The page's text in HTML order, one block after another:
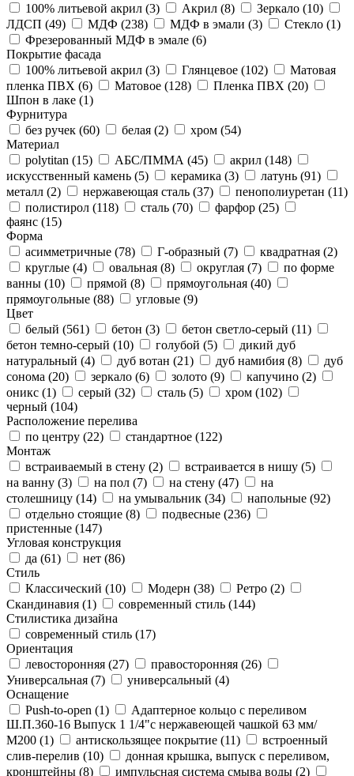
100% литьевой акрил (3) Акрил (8) Зеркало (10)
ЛДСП (49) МДФ (238) МДФ в эмали (3) Стекло (1)
Фрезерованный МДФ в эмале (6)
Покрытие фасада
100% литьевой акрил (3) Глянцевое (102)
Матовая
пленка ПВХ (6) Матовое (128) Пленка ПВХ (20)
Шпон в лаке (1)
Фурнитура
без ручек (60) белая (2) хром (54)
Материал
polytitan (15) АБС/ПММА (45) акрил (148)
искусственный камень (5) керамика (3) латунь (91)
металл (2) нержавеющая сталь (37) пенополиуретан (11)
полистирол (118) сталь (70) фарфор (25)
фаянс (15)
Форма
асимметричные (78) Г-образный (7) квадратная (2)
круглые (4) овальная (8) округлая (7)
по форме
ванны (10) прямой (8) прямоугольная (40)
прямоугольные (88) угловые (9)
Цвет
белый (561) бетон (3) бетон светло-серый (11)
бетон темно-серый (10) голубой (5)
дикий дуб
натуральный (4) дуб вотан (21) дуб намибия (8)
дуб
сонома (20) зеркало (6) золото (9) капучино (2)
оникс (1) серый (32) сталь (5) хром (102)
черный (104)
Расположение перелива
по центру (22) стандартное (122)
Монтаж
встраиваемый в стену (2) встраивается в нишу (5)
на ванну (3) на пол (7) на стену (47)
на
столешницу (14) на умывальник (34) напольные (92)
отдельно стоящие (8) подвесные (236)
пристенные (147)
Угловая конструкция
да (61) нет (86)
Стиль
Классический (10) Модерн (38) Ретро (2)
Скандинавия (1) современный стиль (144)
Стилистика дизайна
современный стиль (17)
Ориентация
левосторонняя (27) правосторонняя (26)
Универсальная (7) универсальный (4)
Оснащение
Push-to-open (1)
Адаптерное кольцо с переливом
Ш.П.360-16 Выпуск 1 1/4"с нержавеющей чашкой 63 мм/
М200 (1) антискользящее покрытие (11)
встроенный
слив-перелив (10)
донная крышка, выпуск с переливом,
кронштейны (8) импульсная система смыва воды (2)